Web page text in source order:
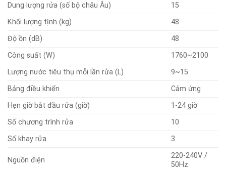
Dung lượng rửa (số bộ châu Âu)
15
Khối lượng tịnh (kg)
48
Độ ồn (dB)
48
Công suất (W)
1760~2100
Lượng nước tiêu thụ mỗi lần rửa (L)
9~15
Bảng điều khiển
Cảm ứng
Hẹn giờ bắt đầu rửa (giờ)
1-24 giờ
Số chương trình rửa
10
Số khay rửa
3
Nguồn điện
220-240V /
50Hz